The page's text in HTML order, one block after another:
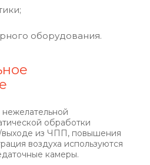
оборудования.
обработки
выходе из ЧПП, повышения
воздуха используются
камеры.